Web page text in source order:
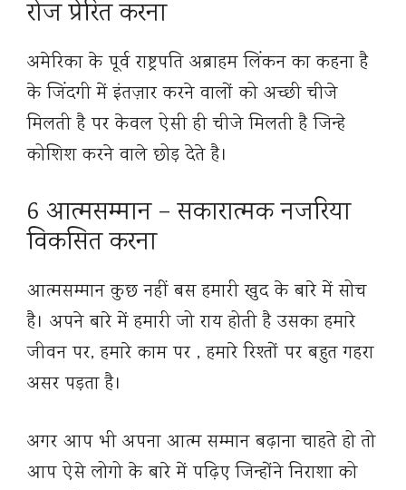
रोज प्रेरित करना
अमेरिका के पूर्व राष्ट्रपति अब्राहम लिंकन का कहना है
के जिंदगी में इंतज़ार करने वालों को अच्छी चीजे
मिलती है पर केवल ऐसी ही चीजे मिलती है जिन्हे
कोशिश करने वाले छोड़ देते है।
6 आत्मसम्मान – सकारात्मक नजरिया
विकसित करना
आत्मसम्मान कुछ नहीं बस हमारी खुद के बारे में सोच
है। अपने बारे में हमारी जो राय होती है उसका हमारे
जीवन पर, हमारे काम पर , हमारे रिश्तों पर बहुत गहरा
असर पड़ता है।
अगर आप भी अपना आत्म सम्मान बढ़ाना चाहते हो तो
आप ऐसे लोगो के बारे में पढ़िए जिन्होंने निराशा को